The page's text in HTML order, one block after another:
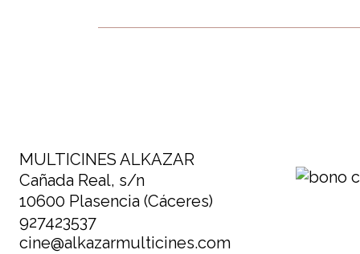
MULTICINES ALKAZAR
Cañada Real, s/n
10600 Plasencia (Cáceres)
927423537
cine@alkazarmulticines.com